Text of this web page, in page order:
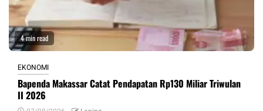
4 min read
EKONOMI
Bapenda Makassar Catat Pendapatan Rp130 Miliar Triwulan
II 2026